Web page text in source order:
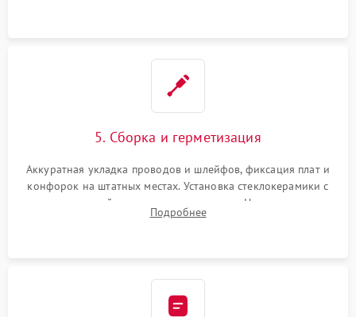
5. Сборка и герметизация
Аккуратная укладка проводов и шлейфов, фиксация плат и
конфорок на штатных местах. Установка стеклокерамики с
проверкой равномерности зазоров. Нанесение
термостойкого герметика или укладка уплотнительной
Подробнее